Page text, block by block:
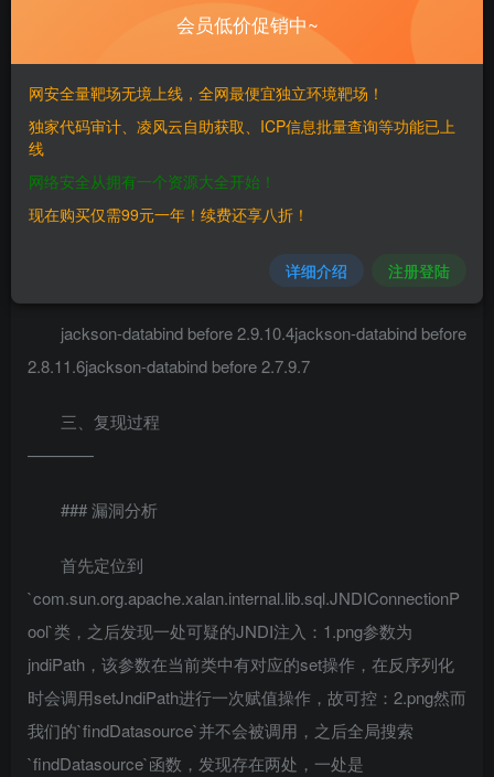
=================
一、漏洞简介
————
`com.sun.xml.parsers:jaxp-ri`第三方依赖
jackson-databind before 2.9.10.4jackson-databind before
2.8.11.6jackson-databind before 2.7.9.7
三、复现过程
————
### 漏洞分析
首先定位到
`com.sun.org.apache.xalan.internal.lib.sql.JNDIConnectionP
ool`类，之后发现一处可疑的JNDI注入：1.png参数为
jndiPath，该参数在当前类中有对应的set操作，在反序列化
时会调用setJndiPath进行一次赋值操作，故可控：2.png然而
我们的`findDatasource`并不会被调用，之后全局搜索
`findDatasource`函数，发现存在两处，一处是
会员低价促销中~
网安全量靶场无境上线，全网最便宜独立环境靶场！
独家代码审计、凌风云自助获取、ICP信息批量查询等功能已上
线
网络安全从拥有一个资源大全开始！
现在购买仅需99元一年！续费还享八折！
详细介绍 注册登陆